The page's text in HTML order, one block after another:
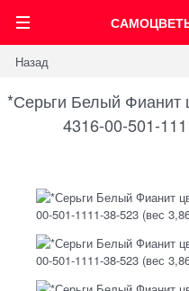
Назад
*Серьги Белый Фианит
4316-00-501-